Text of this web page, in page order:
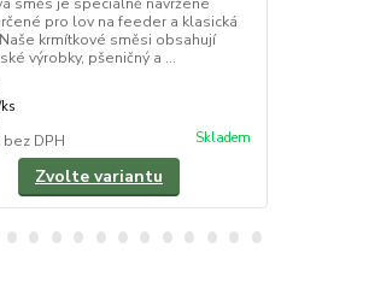
pro lov na feeder a klasická
krmítkové směsi obsahují
výrobky, pšeničný a ...
ks
bez DPH Skladem
Zvolte variantu